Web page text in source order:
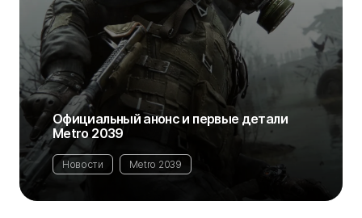
Официальный анонс и первые детали
Metro 2039
Новости Metro 2039